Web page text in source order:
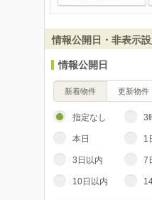
情報公開日・非表示
情報公開日
新着物件 更新物件
指定なし 3
本日 1
3日以内 7
10日以内